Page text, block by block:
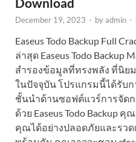
December 19, 2023 - byadmin -
Easeus Todo Backup Full
ล่าสุด Easeus Todo Backup
สำรองข้อมูลที่ทรงพลัง ที่นิย
ในปัจจุบัน โปรแกรมนี้ได้รับ
ชั้นนำด้านซอฟต์แวร์การจัด
ด้วย Easeus Todo Backup
คุณได้อย่างปลอดภัยและรว